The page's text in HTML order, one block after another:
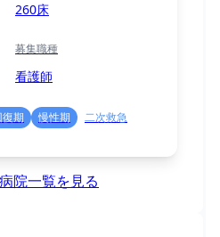
260床
募集職種
看護師
復期 慢性期
二次救急
院一覧を見る